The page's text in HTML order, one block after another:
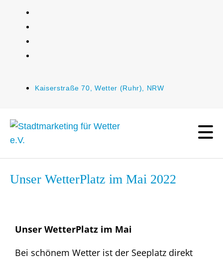
Kaiserstraße 70, Wetter (Ruhr), NRW
Unser WetterPlatz im Mai 2022
Unser WetterPlatz im Mai
Bei schönem Wetter ist der Seeplatz direkt